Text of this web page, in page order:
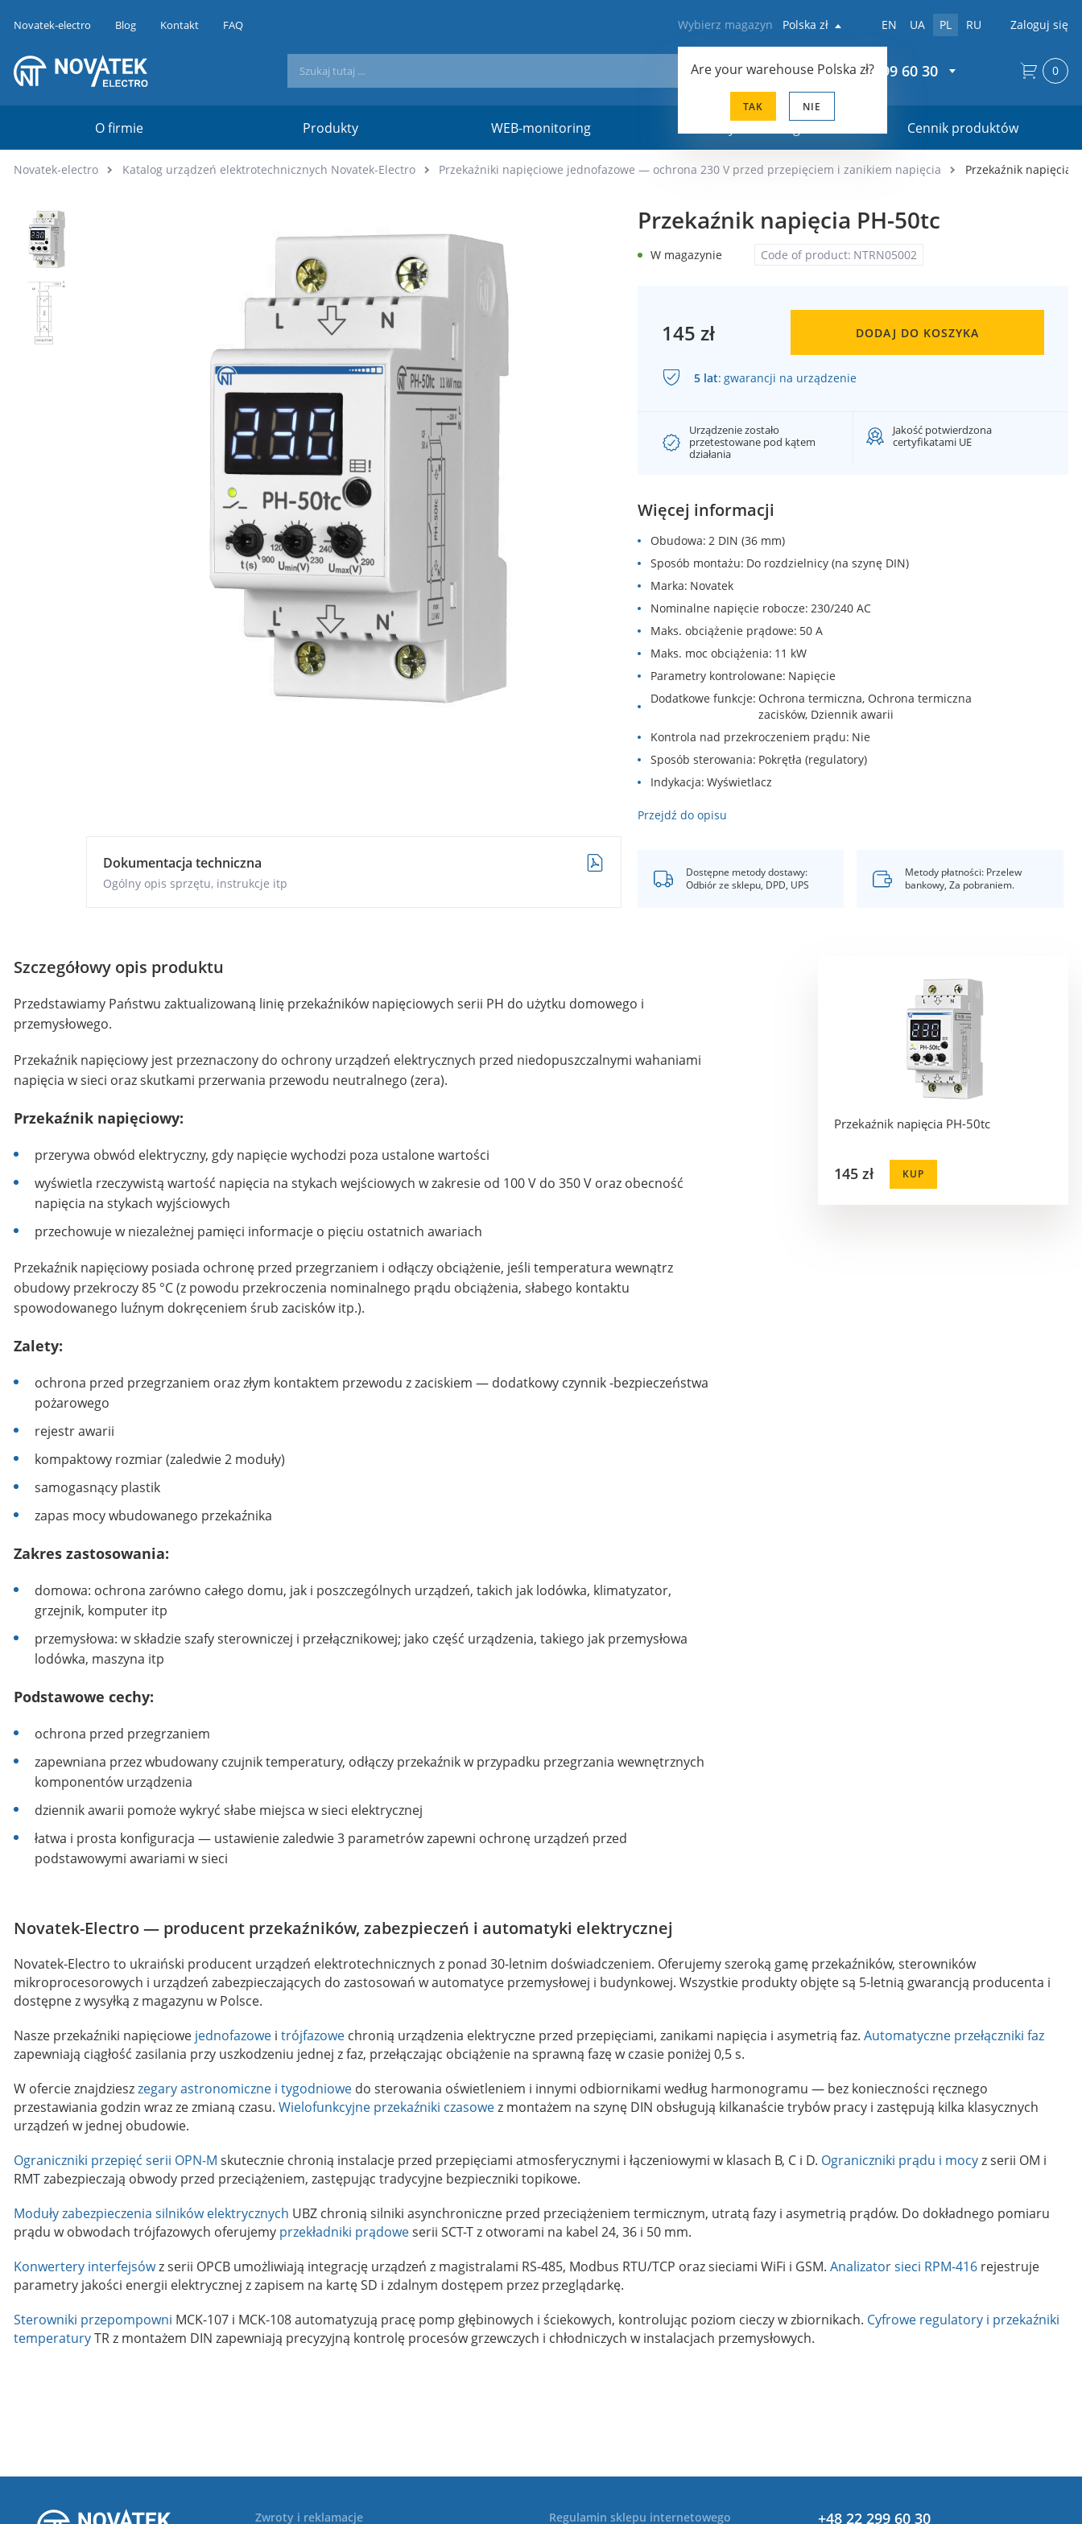
Novatek-electro Blog Kontakt FAQ Wybierz magazyn Polska zł
Are your warehouse Polska zł?
TAK NIE
EN UA PL RU Zaloguj się
+48 22 299 60 30
O firmie Produkty WEB-monitoring Cennik produktów
0
Novatek-electro Katalog urządzeń elektrotechnicznych Novatek-Electro Przekaźniki napięciowe jednofazowe — ochrona 230 V przed przepięciem i zanikiem napięcia Przekaźnik napięcia
Dokumentacja techniczna
Ogólny opis sprzętu, instrukcje itp
Przekaźnik napięcia PH-50tc
Code of product: NTRN05002
W magazynie
145 zł DODAJ DO KOSZYKA
5 lat: gwarancji na urządzenie
Urządzenie zostało
przetestowane pod kątem
działania
Jakość potwierdzona
certyfikatami UE
Więcej informacji
Obudowa 2 DIN (36 mm)
Sposób montażu Do rozdzielnicy (na szynę DIN)
Marka Novatek
Nominalne napięcie robocze 230/240 AC
Maks. obciążenie prądowe 50 A
Maks. moc obciążenia 11 kW
Parametry kontrolowane Napięcie
Dodatkowe funkcje Ochrona termiczna, Ochrona termiczna
zacisków, Dziennik awarii
Kontrola nad przekroczeniem prądu Nie
Sposób sterowania Pokrętła (regulatory)
Indykacja Wyświetlacz
Przejdź do opisu
Dostępne metody dostawy:
Odbiór ze sklepu, DPD, UPS
Metody płatności: Przelew
bankowy, Za pobraniem.
Szczegółowy opis produktu
Przedstawiamy Państwu zaktualizowaną linię przekaźników napięciowych serii PH do użytku domowego i
przemysłowego.
Przekaźnik napięciowy jest przeznaczony do ochrony urządzeń elektrycznych przed niedopuszczalnymi wahaniami
napięcia w sieci oraz skutkami przerwania przewodu neutralnego (zera).
Przekaźnik napięciowy:
przerywa obwód elektryczny, gdy napięcie wychodzi poza ustalone wartości
wyświetla rzeczywistą wartość napięcia na stykach wejściowych w zakresie od 100 V do 350 V oraz obecność
napięcia na stykach wyjściowych
przechowuje w niezależnej pamięci informacje o pięciu ostatnich awariach
Przekaźnik napięciowy posiada ochronę przed przegrzaniem i odłączy obciążenie, jeśli temperatura wewnątrz
obudowy przekroczy 85 °C (z powodu przekroczenia nominalnego prądu obciążenia, słabego kontaktu
spowodowanego luźnym dokręceniem śrub zacisków itp.).
Zalety:
ochrona przed przegrzaniem oraz złym kontaktem przewodu z zaciskiem — dodatkowy czynnik -bezpieczeństwa
pożarowego
rejestr awarii
kompaktowy rozmiar (zaledwie 2 moduły)
samogasnący plastik
zapas mocy wbudowanego przekaźnika
Zakres zastosowania:
domowa: ochrona zarówno całego domu, jak i poszczególnych urządzeń, takich jak lodówka, klimatyzator,
grzejnik, komputer itp
przemysłowa: w składzie szafy sterowniczej i przełącznikowej; jako część urządzenia, takiego jak przemysłowa
lodówka, maszyna itp
Podstawowe cechy:
ochrona przed przegrzaniem
zapewniana przez wbudowany czujnik temperatury, odłączy przekaźnik w przypadku przegrzania wewnętrznych
komponentów urządzenia
dziennik awarii pomoże wykryć słabe miejsca w sieci elektrycznej
łatwa i prosta konfiguracja — ustawienie zaledwie 3 parametrów zapewni ochronę urządzeń przed
podstawowymi awariami w sieci
Przekaźnik napięcia PH-50tc
145 zł KUP
Novatek-Electro — producent przekaźników, zabezpieczeń i automatyki elektrycznej
Novatek-Electro to ukraiński producent urządzeń elektrotechnicznych z ponad 30-letnim doświadczeniem. Oferujemy szeroką gamę przekaźników, sterowników
mikroprocesorowych i urządzeń zabezpieczających do zastosowań w automatyce przemysłowej i budynkowej. Wszystkie produkty objęte są 5-letnią gwarancją producenta i
dostępne z wysyłką z magazynu w Polsce.
Nasze przekaźniki napięciowe jednofazowe i trójfazowe chronią urządzenia elektryczne przed przepięciami, zanikami napięcia i asymetrią faz. Automatyczne przełączniki faz
zapewniają ciągłość zasilania przy uszkodzeniu jednej z faz, przełączając obciążenie na sprawną fazę w czasie poniżej 0,5 s.
W ofercie znajdzieszzegary astronomiczne i tygodniowe do sterowania oświetleniem i innymi odbiornikami według harmonogramu — bez konieczności ręcznego
przestawiania godzin wraz ze zmianą czasu. Wielofunkcyjne przekaźniki czasowez montażem na szynę DIN obsługują kilkanaście trybów pracy i zastępują kilka klasycznych
urządzeń w jednej obudowie.
Ograniczniki przepięć serii OPN-M skutecznie chronią instalacje przed przepięciami atmosferycznymi i łączeniowymi w klasach B, C i D. Ograniczniki prądu i mocyz serii OM i
RMT zabezpieczają obwody przed przeciążeniem, zastępując tradycyjne bezpieczniki topikowe.
Moduły zabezpieczenia silników elektrycznych UBZ chronią silniki asynchroniczne przed przeciążeniem termicznym, utratą fazy i asymetrią prądów. Do dokładnego pomiaru
prądu w obwodach trójfazowych oferujemy przekładniki prądoweserii SCT-T z otworami na kabel 24, 36 i 50 mm.
Konwertery interfejsówz serii OPCB umożliwiają integrację urządzeń z magistralami RS-485, Modbus RTU/TCP oraz sieciami WiFi i GSM. Analizator sieci RPM-416 rejestruje
parametry jakości energii elektrycznej z zapisem na kartę SD i zdalnym dostępem przez przeglądarkę.
Sterowniki przepompowni MCK-107 i MCK-108 automatyzują pracę pomp głębinowych i ściekowych, kontrolując poziom cieczy w zbiornikach. Cyfrowe regulatory i przekaźniki
temperaturyTR z montażem DIN zapewniają precyzyjną kontrolę procesów grzewczych i chłodniczych w instalacjach przemysłowych.
Zwroty i reklamacje Regulamin sklepu internetowego +48 22 299 60 30